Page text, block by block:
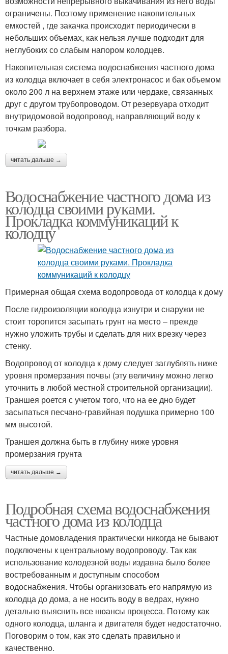
ограничены. Поэтому применение накопительных
емкостей , где закачка происходит периодически в
небольших объемах, как нельзя лучше подходит для
неглубоких со слабым напором колодцев.
Накопительная система водоснабжения частного дома
из колодца включает в себя электронасос и бак объемом
около 200 л на верхнем этаже или чердаке, связанных
друг с другом трубопроводом. От резервуара отходит
внутридомовой водопровод, направляющий воду к
точкам разбора.
читать дальше →
Водоснабжение частного дома из
колодца своими руками.
Прокладка коммуникаций к
колодцу
Примерная общая схема водопровода от колодца к дому
После гидроизоляции колодца изнутри и снаружи не
стоит торопится засыпать грунт на место – прежде
нужно уложить трубы и сделать для них врезку через
стенку.
Водопровод от колодца к дому следует заглублять ниже
уровня промерзания почвы (эту величину можно легко
уточнить в любой местной строительной организации).
Траншея роется с учетом того, что на ее дно будет
засыпаться песчано-гравийная подушка примерно 100
мм высотой.
Траншея должна быть в глубину ниже уровня
промерзания грунта
читать дальше →
Подробная схема водоснабжения
частного дома из колодца
Частные домовладения практически никогда не бывают
подключены к центральному водопроводу. Так как
использование колодезной воды издавна было более
востребованным и доступным способом
водоснабжения. Чтобы организовать его напрямую из
колодца до дома, а не носить воду в ведрах, нужно
детально выяснить все нюансы процесса. Потому как
одного колодца, шланга и двигателя будет недостаточно.
Поговорим о том, как это сделать правильно и
качественно.